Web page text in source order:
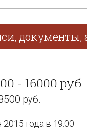
- 16000 руб.
руб.
года в 19:00